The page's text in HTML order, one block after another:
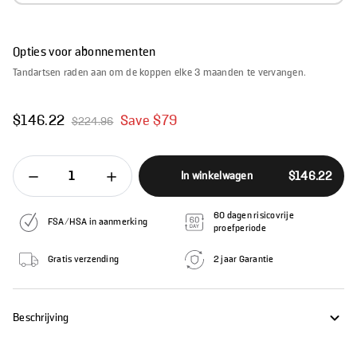
Opties voor abonnementen
Tandartsen raden aan om de koppen elke 3 maanden te vervangen.
Verkoopprijs
$146.22 $224.96 Save $79
Afname hoeveelheid voor Soocas NEOS II
1 Aantal verhogen voor Soocas NEOS II
In winkelwagen $146.22
FSA/HSA in aanmerking
60 dagen risicovrije
proefperiode
Gratis verzending 2 jaar Garantie
Beschrijving